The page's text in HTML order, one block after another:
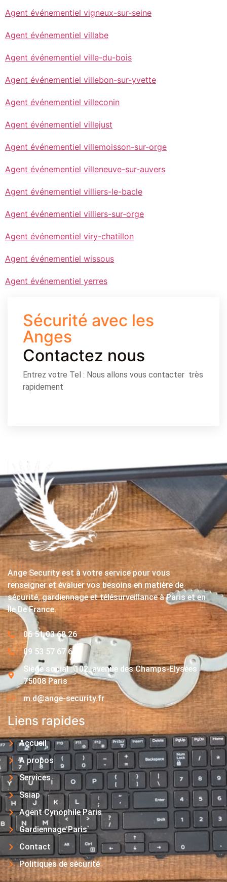
Agent événementiel vigneux-sur-seine
Agent événementiel villabe
Agent événementiel ville-du-bois
Agent événementiel villebon-sur-yvette
Agent événementiel villeconin
Agent événementiel villejust
Agent événementiel villemoisson-sur-orge
Agent événementiel villeneuve-sur-auvers
Agent événementiel villiers-le-bacle
Agent événementiel villiers-sur-orge
Agent événementiel viry-chatillon
Agent événementiel wissous
Agent événementiel yerres
Sécurité avec les
Anges
Contactez nous
Entrez votre Tel : Nous allons vous contacter très
rapidement
Ange Security est à votre service pour vous
renseigner et évaluer vos besoins en matière de
sécurité, gardiennage et télésurveillance à Paris et en
Île De France.
06 51 03 68 26
09 53 57 67 63
Siège social : 102, avenue des Champs-Elysées
75008 Paris
m.d@ange-security.fr
Liens rapides
Accueil
A propos
Services
Ssiap
Agent Cynophile Paris
Gardiennage Paris
Contact
Politiques de sécurité